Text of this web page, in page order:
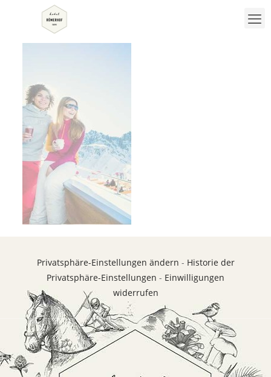
Privatsphäre-Einstellungen ändern - Historie der
Privatsphäre-Einstellungen - Einwilligungen
widerrufen